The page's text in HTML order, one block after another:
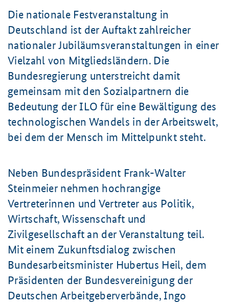
Die nationale Festveranstaltung in
Deutschland ist der Auftakt zahlreicher
nationaler Jubiläumsveranstaltungen in einer
Vielzahl von Mitgliedsländern. Die
Bundesregierung unterstreicht damit
gemeinsam mit den Sozialpartnern die
Bedeutung der ILO für eine Bewältigung des
technologischen Wandels in der Arbeitswelt,
bei dem der Mensch im Mittelpunkt steht.
Neben Bundespräsident Frank-Walter
Steinmeier nehmen hochrangige
Vertreterinnen und Vertreter aus Politik,
Wirtschaft, Wissenschaft und
Zivilgesellschaft an der Veranstaltung teil.
Mit einem Zukunftsdialog zwischen
Bundesarbeitsminister Hubertus Heil, dem
Präsidenten der Bundesvereinigung der
Deutschen Arbeitgeberverbände, Ingo